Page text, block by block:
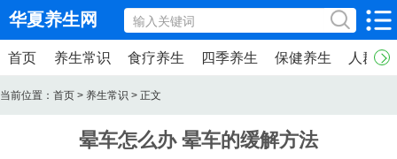
华夏养生网
首页 养生常识 食疗养生 四季养生 保健养生 人群养
当前位置： 首页 > 养生常识 > 正文
晕车怎么办 晕车的缓解方法